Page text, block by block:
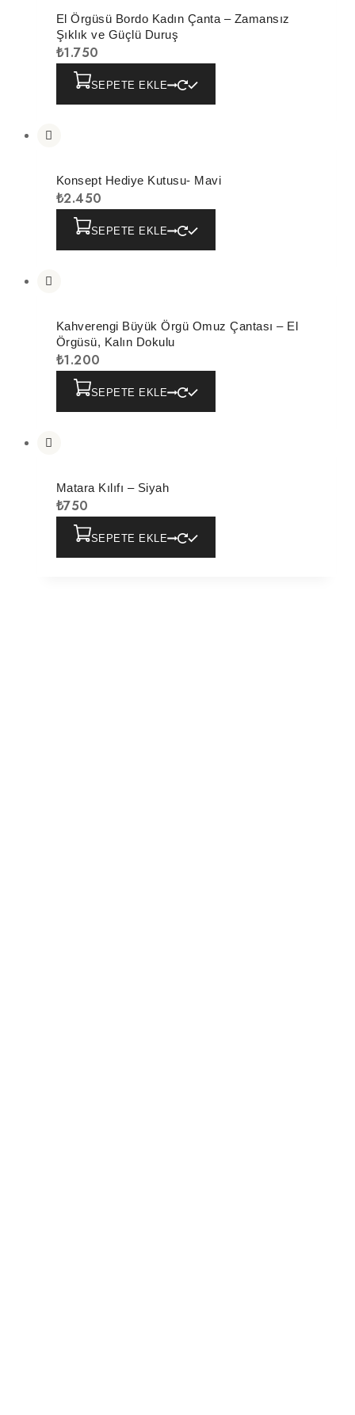
El Örgüsü Bordo Kadın Çanta – Zamansız
Şıklık ve Güçlü Duruş
₺1.750
SEPETE EKLE
Konsept Hediye Kutusu- Mavi
₺2.450
SEPETE EKLE
Kahverengi Büyük Örgü Omuz Çantası – El
Örgüsü, Kalın Dokulu
₺1.200
SEPETE EKLE
Matara Kılıfı – Siyah
₺750
SEPETE EKLE